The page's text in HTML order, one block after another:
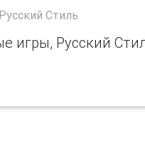
Стиль
Русский